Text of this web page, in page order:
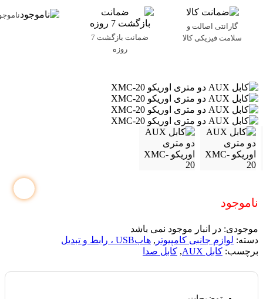
گارانتی اصالت و
سلامت فیزیکی کالا
ضمانت بازگشت 7
روزه
ناموجود
موجودی: در انبار موجود نمی باشد
دسته: لوازم جانبی کامپیوتر , هابUSB ، رابط و تبدیل
برچسب: کابل AUX , کابل صدا